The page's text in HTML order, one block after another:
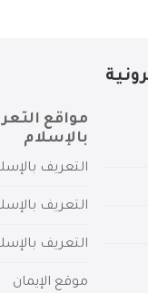
مواقع
بالإسلام
التعريف
التعريف
التعريف
موقع الإيمان